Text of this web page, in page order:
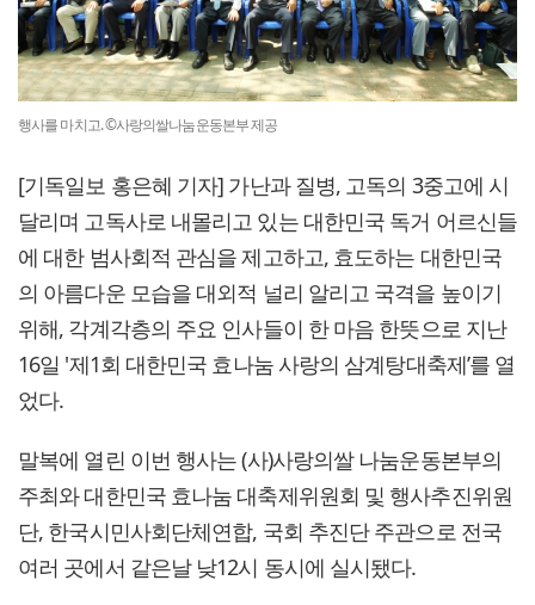
행사를 마치고. ©사랑의쌀나눔운동본부 제공
[기독일보 홍은혜 기자] 가난과 질병, 고독의 3중고에 시
달리며 고독사로 내몰리고 있는 대한민국 독거 어르신들
에 대한 범사회적 관심을 제고하고, 효도하는 대한민국
의 아름다운 모습을 대외적 널리 알리고 국격을 높이기
위해, 각계각층의 주요 인사들이 한 마음 한뜻으로 지난
16일 '제1회 대한민국 효나눔 사랑의 삼계탕대축제’를 열
었다.
말복에 열린 이번 행사는 (사)사랑의쌀 나눔운동본부의
주최와 대한민국 효나눔 대축제위원회 및 행사추진위원
단, 한국시민사회단체연합, 국회 추진단 주관으로 전국
여러 곳에서 같은날 낮12시 동시에 실시됐다.